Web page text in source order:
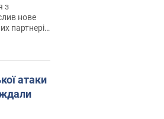
з
нове
партнерів
атаки